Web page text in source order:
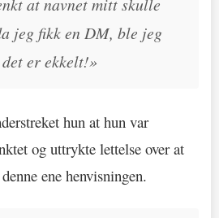
jeg fikk en DM, ble jeg
er ekkelt!»
hun at hun var
og uttrykte lettelse over at
ene henvisningen.